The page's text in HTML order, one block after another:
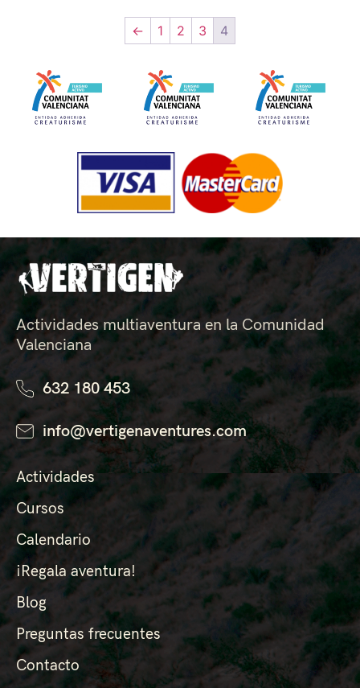
← 1 2 3 4
Actividades multiaventura en la Comunidad
Valenciana
632 180 453
info@vertigenaventures.com
Actividades
Cursos
Calendario
¡Regala aventura!
Blog
Preguntas frecuentes
Contacto